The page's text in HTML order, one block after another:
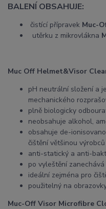
BALENÍ OBSAHUJE:
čistící přípravek Muc-
utěrku z mikrovlákna
Muc Off Helmet&Visor
pH neutrální složení a
mechanického
plně biologicky
neobsahuje alkohol,
obsahuje de-
čištění většinou
anti-statický a anti-
po vyleštění
ideální zejména pro
použitelný na
Muc-Off Visor Microfibre